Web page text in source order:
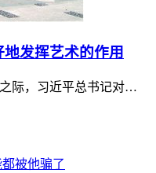
发挥艺术的作用
际，习近平总书记对…
被他骗了